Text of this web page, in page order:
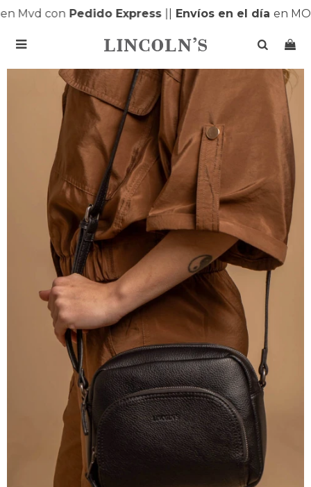
Mvd conPedido Express||Envíos en el díaen
